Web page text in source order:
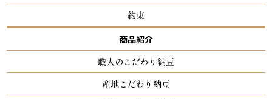
約束
商品紹介
職人のこだわり納豆
産地こだわり納豆